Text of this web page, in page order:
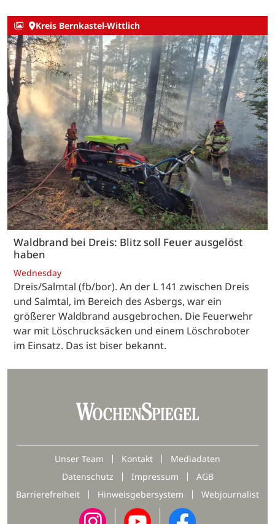
Kreis Bernkastel-Wittlich
Waldbrand bei Dreis: Blitz soll Feuer ausgelöst
haben
Wednesday
Dreis/Salmtal (fb/bor). An der L 141 zwischen Dreis
und Salmtal, im Bereich des Asbergs, war ein
größerer Waldbrand ausgebrochen. Die Feuerwehr
war mit Löschrucksäcken und einem Löschroboter
im Einsatz. Das ist biser bekannt.
Unser Team Kontakt
Mediadaten
Datenschutz
Impressum
AGB
Barrierefreiheit
Hinweisgebersystem Webjournalist